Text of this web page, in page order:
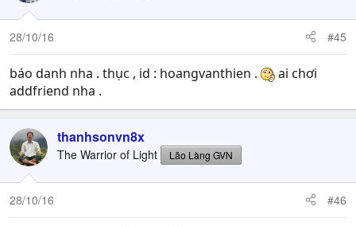
28/10/16 #45
báo danh nha . thục , id : hoangvanthien .
ai chơi
addfriend nha .
thanhsonvn8x
The Warrior of Light Lão Làng GVN
28/10/16 #46